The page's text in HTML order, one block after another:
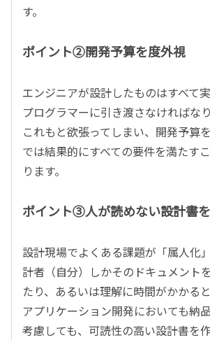
す。
ポイント②開発予算を度外視
エンジニアが設計したものはすべて
プログラマーに引き渡さなければな
これもと欲張ってしまい、開発予算
では結果的にすべての要件を満たす
ります。
ポイント③人が読めない設計書
設計現場でよくある課題が「属人化
計者（自分）しかそのドキュメント
たり、あるいは理解に時間がかかる
アプリケーション開発においても納
考慮しても、可読性の高い設計書を